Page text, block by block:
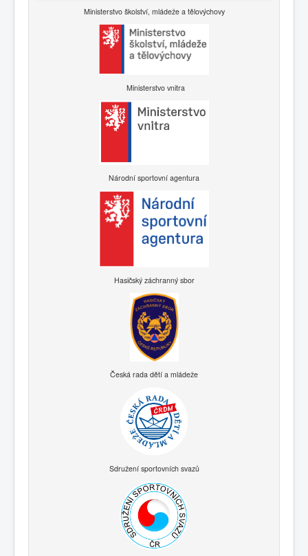
Ministerstvo školství, mládeže a tělovýchovy
Ministerstvo vnitra
Národní sportovní agentura
Hasičský záchranný sbor
Česká rada dětí a mládeže
Sdružení sportovních svazů